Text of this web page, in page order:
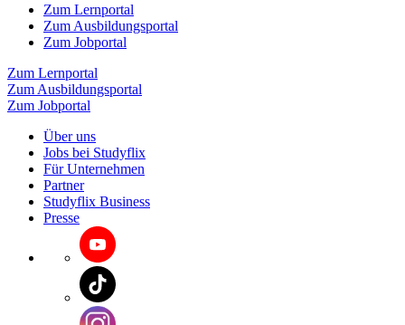
Zum Lernportal
Zum Ausbildungsportal
Zum Jobportal
Zum Lernportal
Zum Ausbildungsportal
Zum Jobportal
Über uns
Jobs bei Studyflix
Für Unternehmen
Partner
Studyflix Business
Presse